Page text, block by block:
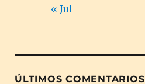
« Jul
ÚLTIMOS COMENTARIOS